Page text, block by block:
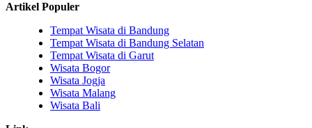
Artikel Populer
Tempat Wisata di Bandung
Tempat Wisata di Bandung Selatan
Tempat Wisata di Garut
Wisata Bogor
Wisata Jogja
Wisata Malang
Wisata Bali